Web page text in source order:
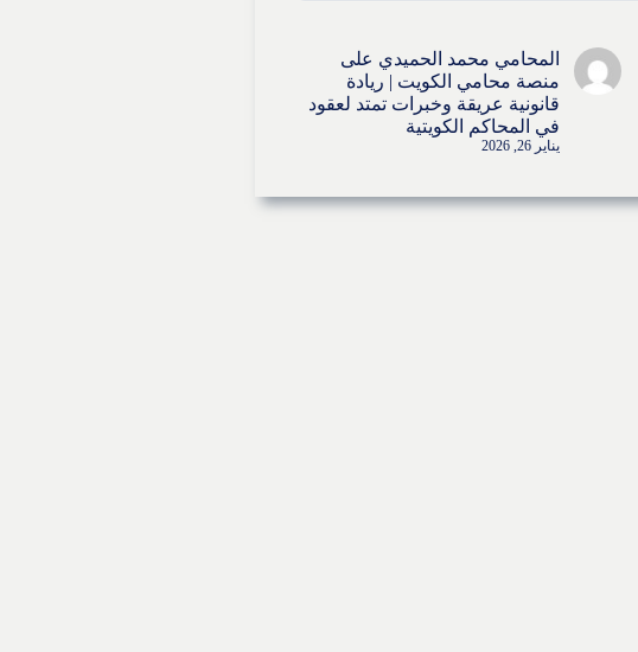
المحامي محمد الحميدي على
منصة محامي الكويت | ريادة
قانونية عريقة وخبرات تمتد لعقود
في المحاكم الكويتية
يناير 26, 2026